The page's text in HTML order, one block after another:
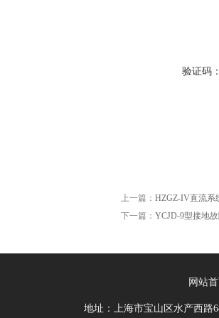
验证码
上一篇： HZGZ-IV直流系
下一篇： YCJD-9型接地
网站
地址：上海市宝山区水产西路